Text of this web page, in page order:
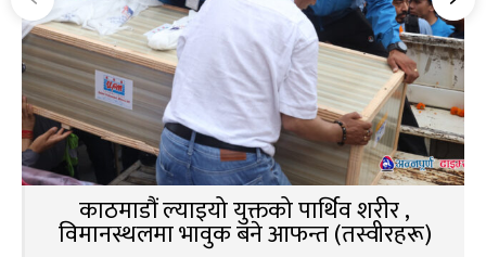
काठमाडौं ल्याइयो युक्तको पार्थिव शरीर ,
विमानस्थलमा भावुक बने आफन्त (तस्वीरहरू)